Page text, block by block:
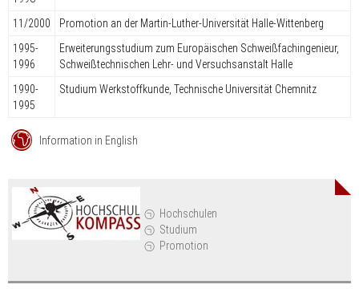
11/2000
Promotion an der Martin-Luther-Universität Halle-Wittenberg
1995-
1996
Erweiterungsstudium zum Europäischen Schweißfachingenieur,
Schweißtechnischen Lehr- und Versuchsanstalt Halle
1990-
1995
Studium Werkstoffkunde, Technische Universität Chemnitz
Hochschulen
Studium
Promotion
Information in English